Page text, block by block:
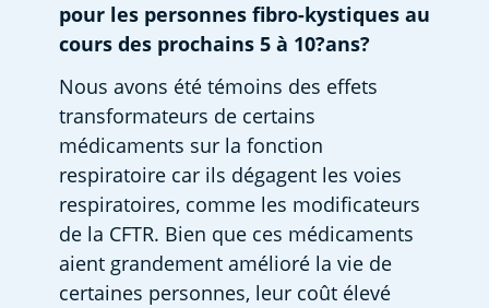
pour les personnes fibro-kystiques au
cours des prochains 5 à 10?ans?
Nous avons été témoins des effets
transformateurs de certains
médicaments sur la fonction
respiratoire car ils dégagent les voies
respiratoires, comme les modificateurs
de la CFTR. Bien que ces médicaments
aient grandement amélioré la vie de
certaines personnes, leur coût élevé